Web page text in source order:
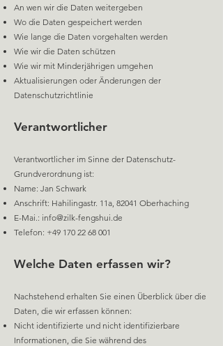
An wen wir die Daten weitergeben
Wo die Daten gespeichert werden
Wie lange die Daten vorgehalten werden
Wie wir die Daten schützen
Wie wir mit Minderjährigen umgehen
Aktualisierungen oder Änderungen der
Datenschutzrichtlinie
Verantwortlicher
Verantwortlicher im Sinne der Datenschutz-
Grundverordnung ist:
Name: Jan Schwark
Anschrift: Hahilingastr. 11a, 82041 Oberhaching
E-Mai.: info@zilk-fengshui.de
Telefon: +49 170 22 68 001
Welche Daten erfassen wir?
Nachstehend erhalten Sie einen Überblick über die
Daten, die wir erfassen können:
Nicht identifizierte und nicht identifizierbare
Informationen, die Sie während des